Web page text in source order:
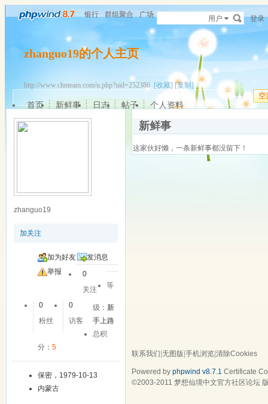
银行 群组聚合 广场 用户 登录
zhanguo19的个人主页
http://www.chnteam.com/u.php?uid=252386 [收藏] [复制]
空
首页 新鲜事 日志 帖子 个人资料
zhanguo19
加关注
加为好友
发消息
举报
0
关注
0
粉丝
0
访客
等
级：新
手上路
总积
分： 5
保密，1979-10-13
内蒙古
新鲜事
这家伙好懒，一条新鲜事都没留下！
联系我们 无图版 手机浏览 清除Cookies
Powered by phpwind v8.7.1 Certificate
©2003-2011 梦想仙境中文官方社区论坛